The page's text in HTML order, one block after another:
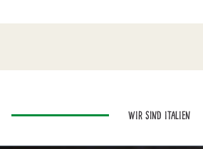
WIR SIND ITALIEN